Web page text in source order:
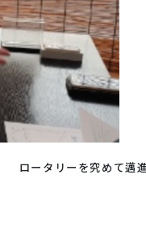
ロータリーを究めて邁